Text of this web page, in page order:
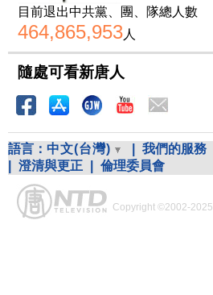
目前退出中共黨、團、隊總人數
464,865,953人
隨處可看新唐人
語言： 中文(台灣) 我們的服務
澄清與更正 倫理委員會
Copyright ©2002-2025